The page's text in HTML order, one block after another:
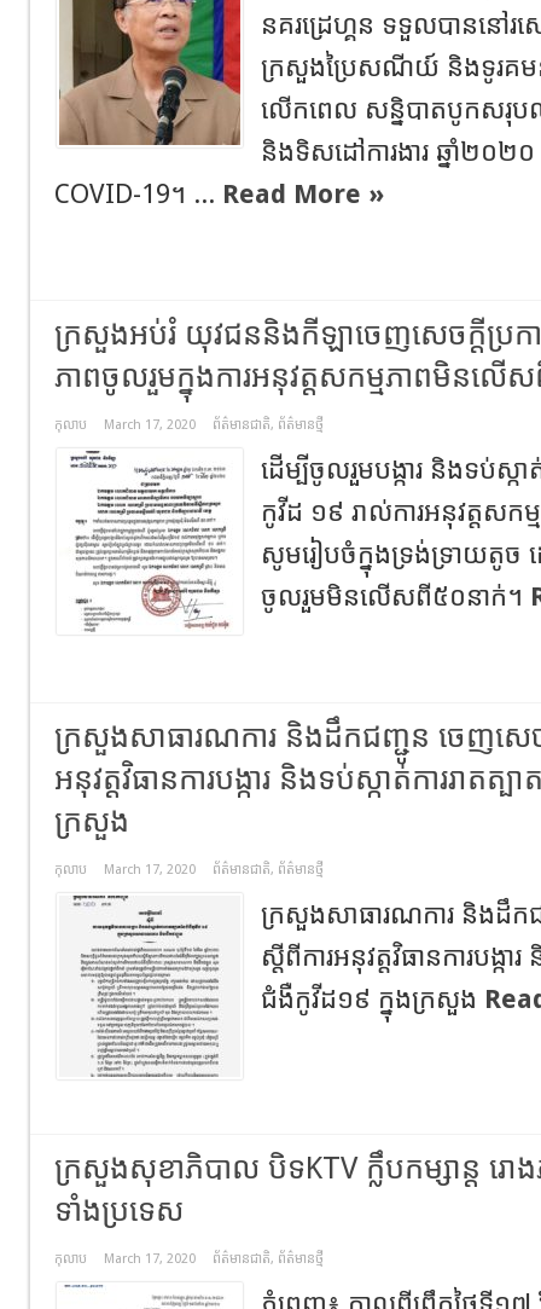
នគរដ្រេហ្គន ទទួលបាននៅរ
ក្រសួងប្រៃសណីយ៍ និងទូរគម
លើកពេល សន្និបាតបូកសរុបល
និងទិសដៅការងារ ឆ្នាំ២០២០
COVID-19។ ... Read More »
ក្រសួងអប់រំ យុវជននិងកីឡាចេញសេចក្ដីប្
ភាព​ចូលរួម​ក្នុង​ការ​អនុវត្ត​សកម្មភាព​មិន​លើ
កុលាប March 17, 2020 ព័ត៌មានជាតិ, ព័ត៌មានថ្មី
ដើម្បី​ចូលរួម​បង្ការ និង​ទប់​ស្ក
កូវីដ ១៩ រាល់​ការ​អនុវត្ត​ស
សូម​រៀប​ចំ​ក្នុង​ទ្រង់ទ្រាយ​
ចូលរួម​មិន​លើស​ពី​៥០​នាក់។
ក្រសួងសាធារណការ និងដឹកជញ្ជូន ចេញសេច
អនុវត្តវិធានការបង្ការ និងទប់ស្កាត់ការរាតត្
ក្រសួង
កុលាប March 17, 2020 ព័ត៌មានជាតិ, ព័ត៌មានថ្មី
ក្រសួងសាធារណការ និងដឹក
ស្តីពីការអនុវត្តវិធានការបង្កា
ជំងឺកូវីដ១៩ ក្នុងក្រសួង
ក្រសួងសុខាភិបាល បិទKTV ក្លឹបកម្សាន្ត រោង
ទាំងប្រទេស
កុលាប March 17, 2020 ព័ត៌មានជាតិ, ព័ត៌មានថ្មី